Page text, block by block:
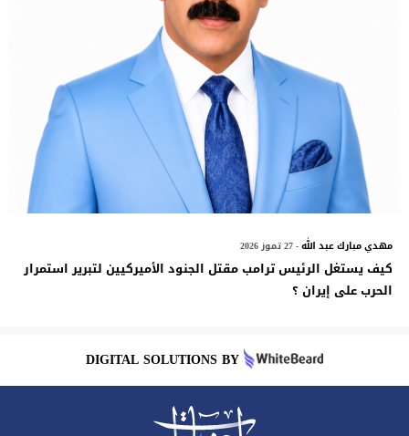
مهدي مبارك عبد الله- 27 تموز 2026
كيف يستغل الرئيس ترامب مقتل الجنود الأميركيين لتبرير استمرار
الحرب على إيران ؟
DIGITAL SOLUTIONS BY